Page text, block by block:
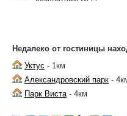
Недалеко от гостиницы
Уктус - 1км
Александровский парк -
Парк Виста - 4км